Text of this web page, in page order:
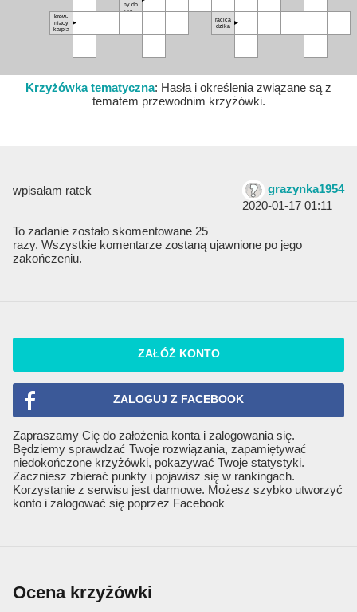
ny do
szyb­
krew­
nia­cy
kar­pia
ra­ci­ca
dzi­ka
Krzyżówka tematyczna: Hasła i określenia związane są z
tematem przewodnim krzyżówki.
grazynka1954
2020-01-17 01:11
wpisałam ratek
To zadanie zostało skomentowane 25
razy. Wszystkie komentarze zostaną ujawnione po jego
zakończeniu.
ZAŁÓŻ KONTO
ZALOGUJ Z FACEBOOK
Zapraszamy Cię do założenia konta i zalogowania się.
Będziemy sprawdzać Twoje rozwiązania, zapamiętywać
niedokończone krzyżówki, pokazywać Twoje statystyki.
Zaczniesz zbierać punkty i pojawisz się w rankingach.
Korzystanie z serwisu jest darmowe. Możesz szybko utworzyć
konto i zalogować się poprzez Facebook
Ocena krzyżówki